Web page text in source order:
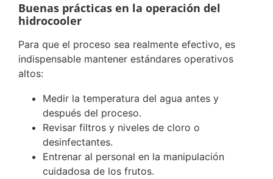
Buenas prácticas en la operación del
hidrocooler
Para que el proceso sea realmente efectivo, es
indispensable mantener estándares operativos
altos:
Medir la temperatura del agua antes y
después del proceso.
Revisar filtros y niveles de cloro o
desinfectantes.
Entrenar al personal en la manipulación
cuidadosa de los frutos.